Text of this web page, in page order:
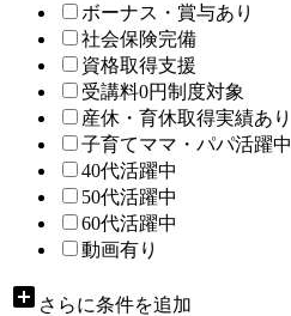
ボーナス・賞与あり
社会保険完備
資格取得支援
受講料0円制度対象
産休・育休取得実績あり
子育てママ・パパ活躍中
40代活躍中
50代活躍中
60代活躍中
動画有り
add_box さらに条件を追加